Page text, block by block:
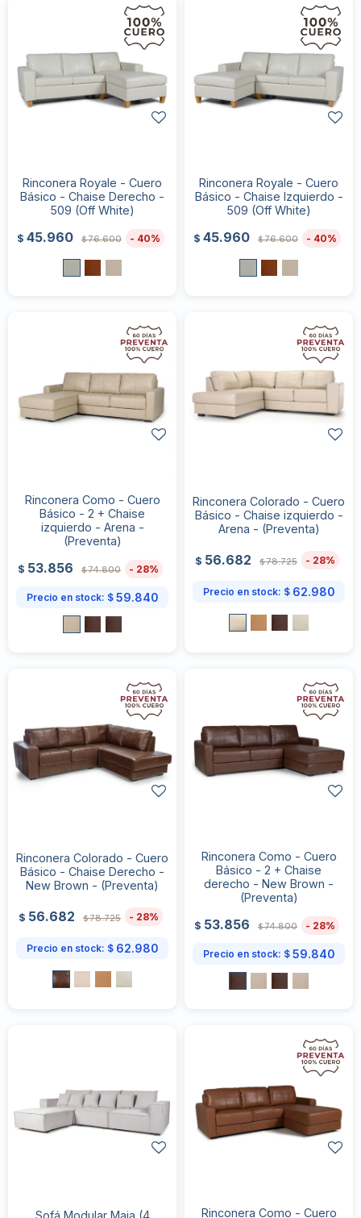
Rinconera Royale - Cuero
Básico - Chaise Derecho -
509 (Off White)
$ 45.960 $76.600 40
Rinconera Royale - Cuero
Básico - Chaise Izquierdo -
509 (Off White)
$ 45.960 $76.600 40
Rinconera Como - Cuero
Básico - 2 + Chaise
izquierdo - Arena -
(Preventa)
$ 53.856 $74.800 28
Precio en stock: $ 59.840
Rinconera Colorado - Cuero
Básico - Chaise izquierdo -
Arena - (Preventa)
$ 56.682 $78.725 28
Precio en stock: $ 62.980
Rinconera Colorado - Cuero
Básico - Chaise Derecho -
New Brown - (Preventa)
$ 56.682 $78.725 28
Precio en stock: $ 62.980
Rinconera Como - Cuero
Básico - 2 + Chaise
derecho - New Brown -
(Preventa)
$ 53.856 $74.800 28
Precio en stock: $ 59.840
Rinconera Como - Cuero